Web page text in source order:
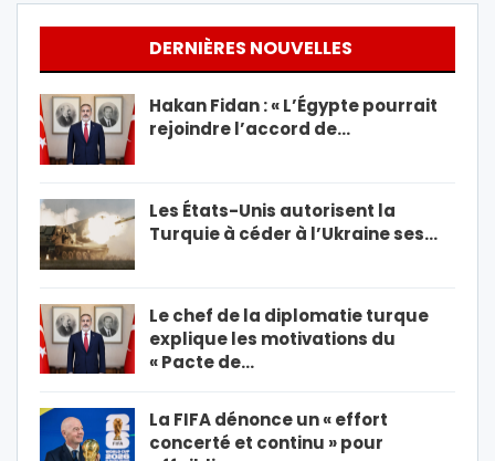
DERNIÈRES NOUVELLES
Hakan Fidan : « L’Égypte pourrait
rejoindre l’accord de…
Les États-Unis autorisent la
Turquie à céder à l’Ukraine ses…
Le chef de la diplomatie turque
explique les motivations du
« Pacte de…
La FIFA dénonce un « effort
concerté et continu » pour